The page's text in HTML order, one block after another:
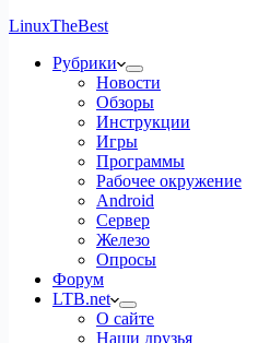
LinuxTheBest
Рубрики
Новости
Обзоры
Инструкции
Игры
Программы
Рабочее окружение
Android
Сервер
Железо
Опросы
Форум
LTB.net
О сайте
Наши друзья